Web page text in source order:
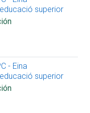
superior
- Eina
superior